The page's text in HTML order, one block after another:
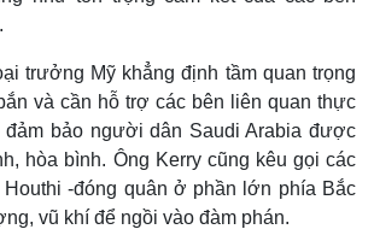
trưởng Mỹ khẳng định tầm quan trọng
và cần hỗ trợ các bên liên quan thực
đảm bảo người dân Saudi Arabia được
hòa bình. Ông Kerry cũng kêu gọi các
-đóng quân ở phần lớn phía Bắc
vũ khí để ngồi vào đàm phán.